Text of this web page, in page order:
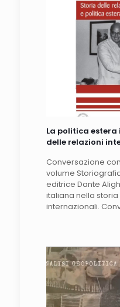
La politica
delle relazioni
Conversazione
volume
editrice Dante
italiana nella
internazionali.